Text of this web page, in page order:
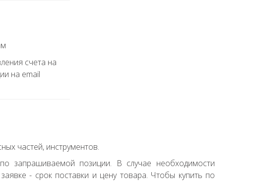
счета на
на email
частей, инструментов.
запрашиваемой позиции. В случае необходимости
- срок поставки и цену товара. Чтобы купить по